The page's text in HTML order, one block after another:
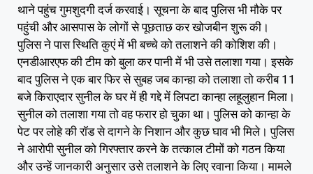
थाने पहुंच गुमशुदगी दर्ज करवाई। सूचना के बाद पुलिस भी मौके पर
पहुंची और आसपास के लोगों से पूछताछ कर खोजबीन शुरू की।
पुलिस ने पास स्थिति कुएं में भी बच्चे को तलाशने की कोशिश की।
एनडीआरएफ की टीम को बुला कर पानी में भी उसे तलाशा गया। इसके
बाद पुलिस ने एक बार फिर से सुबह जब कान्हा को तलाशा तो करीब 11
बजे किराएदार सुनील के घर में ही गद्दे में लिपटा कान्हा लहूलुहान मिला।
सुनील को तलाशा गया तो वह फरार हो चुका था। पुलिस को कान्हा के
पेट पर लोहे की रॉड से दागने के निशान और कुछ घाव भी मिले। पुलिस
ने आरोपी सुनील को गिरफ्तार करने के तत्काल टीमों को गठन किया
और उन्हें जानकारी अनुसार उसे तलाशने के लिए रवाना किया। मामले